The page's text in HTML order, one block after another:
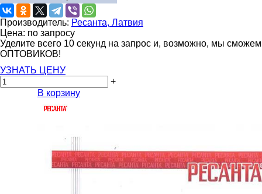
Производитель: Ресанта, Латвия
Цена: по запросу
Уделите всего 10 секунд на запрос и, возможно, мы
ОПТОВИКОВ!
УЗНАТЬ ЦЕНУ
+
В корзину